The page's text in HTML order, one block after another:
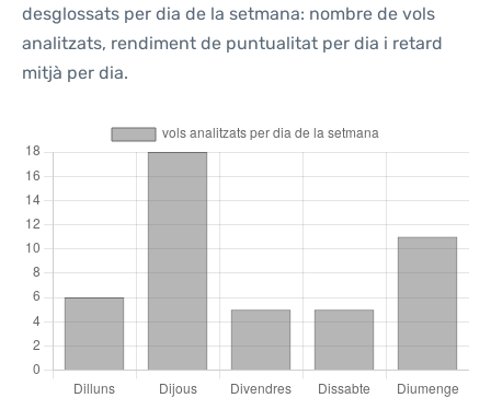
desglossats per dia de la setmana: nombre de vols
analitzats, rendiment de puntualitat per dia i retard
mitjà per dia.